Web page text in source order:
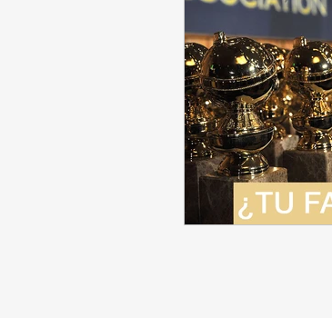
Round Cero
Chismes
Durango